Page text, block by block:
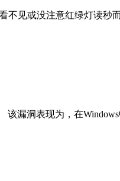
见或没注意红绿灯读秒
该漏洞表现为，在